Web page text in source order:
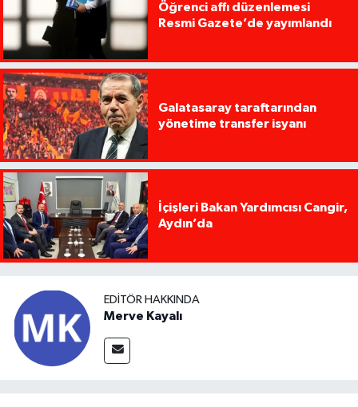
Öğrenci affı düzenlemesi
Resmi Gazete’de yayımlandı
Galatasaray taraftarından
yönetime transfer isyanı
İçişleri Bakan Yardımcısı Cangir,
Aydın’da
EDITÖR HAKKINDA
Merve Kayalı